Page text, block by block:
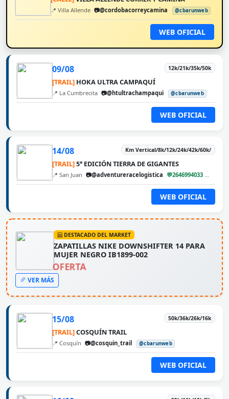
📍 Villa Allende 📷@cordobacorreycamina @cbarunweb
WEB OFICIAL
09/08 12k/21k/35k/50k
[TRAIL] HOKA ULTRA CAMPAQUÍ
📍 La Cumbrecita 📷@htultrachampaqui @cbarunweb
WEB OFICIAL
14/08 Km Vertical/8k/12k/24k/42k/60k/
[TRAIL]5° EDICIÓN TIERRA DE GIGANTES
📍 San Juan 📷@adventureracelogistica 💬2646994033
WEB OFICIAL
DESTACADO DEL MARKET
ZAPATILLAS NIKE DOWNSHIFTER 14 PARA
MUJER NEGRO IB1899-002
OFERTA
VER MÁS
15/08 50k/36k/26k/16k
[TRAIL]COSQUÍN TRAIL
📍 Cosquín 📷@cosquin_trail @cbarunweb
WEB OFICIAL